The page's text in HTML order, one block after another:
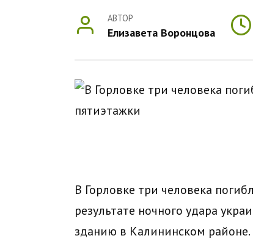
АВТОР
Елизавета Воронцова
В Горловке три человека
результате ночного удара
зданию в Калининском